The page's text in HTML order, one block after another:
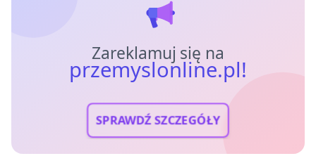
Zareklamuj się na
przemyslonline.pl!
SPRAWDŹ SZCZEGÓŁY